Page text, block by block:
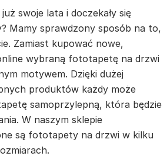
swoje lata i doczekały się
Mamy sprawdzony sposób na to,
Zamiast kupować nowe,
wybraną fototapetę na drzwi
motywem. Dzięki dużej
produktów każdy może
samoprzylepną, która będzie
W naszym sklepie
są fototapety na drzwi w kilku